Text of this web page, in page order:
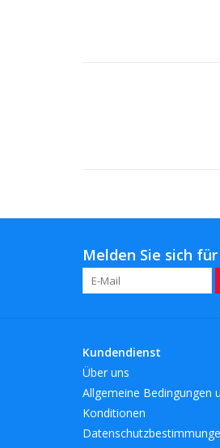
Melden Sie sich
Kundendienst
Über uns
Allgemeine Bedingungen
Konditionen